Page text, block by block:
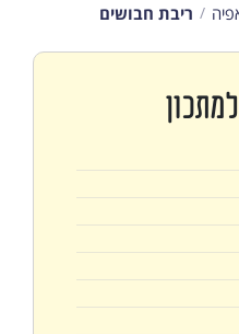
ריבת חבושים